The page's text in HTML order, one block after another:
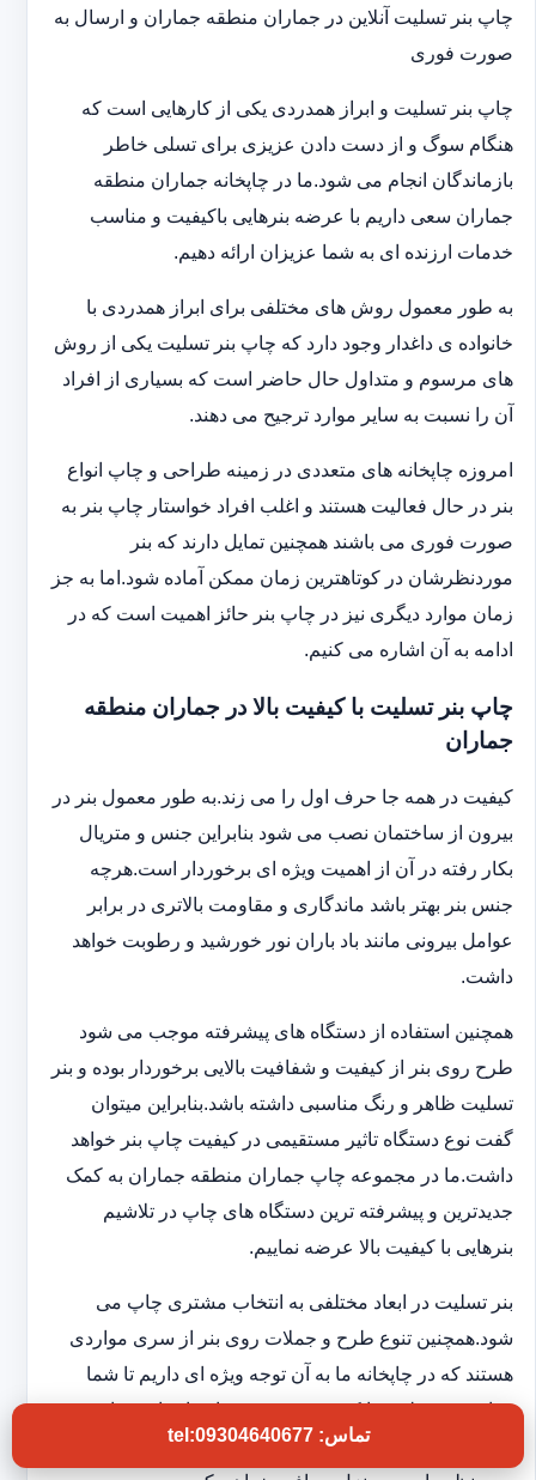
چاپ بنر تسلیت آنلاین در جماران منطقه جماران و ارسال به
صورت فوری
چاپ بنر تسلیت و ابراز همدردی یکی از کارهایی است که
هنگام سوگ و از دست دادن عزیزی برای تسلی خاطر
بازماندگان انجام می شود.ما در چاپخانه جماران منطقه
جماران سعی داریم با عرضه بنرهایی باکیفیت و مناسب
خدمات ارزنده ای به شما عزیزان ارائه دهیم.
به طور معمول روش های مختلفی برای ابراز همدردی با
خانواده ی داغدار وجود دارد که چاپ بنر تسلیت یکی از روش
های مرسوم و متداول حال حاضر است که بسیاری از افراد
آن را نسبت به سایر موارد ترجیح می دهند.
امروزه چاپخانه های متعددی در زمینه طراحی و چاپ انواع
بنر در حال فعالیت هستند و اغلب افراد خواستار چاپ بنر به
صورت فوری می باشند همچنین تمایل دارند که بنر
موردنظرشان در کوتاهترین زمان ممکن آماده شود.اما به جز
زمان موارد دیگری نیز در چاپ بنر حائز اهمیت است که در
ادامه به آن اشاره می کنیم.
چاپ بنر تسلیت با کیفیت بالا در جماران منطقه
جماران
کیفیت در همه جا حرف اول را می زند.به طور معمول بنر در
بیرون از ساختمان نصب می شود بنابراین جنس و متریال
بکار رفته در آن از اهمیت ویژه ای برخوردار است.هرچه
جنس بنر بهتر باشد ماندگاری و مقاومت بالاتری در برابر
عوامل بیرونی مانند باد باران نور خورشید و رطوبت خواهد
داشت.
همچنین استفاده از دستگاه های پیشرفته موجب می شود
طرح روی بنر از کیفیت و شفافیت بالایی برخوردار بوده و بنر
تسلیت ظاهر و رنگ مناسبی داشته باشد.بنابراین میتوان
گفت نوع دستگاه تاثیر مستقیمی در کیفیت چاپ بنر خواهد
داشت.ما در مجموعه چاپ جماران منطقه جماران به کمک
جدیدترین و پیشرفته ترین دستگاه های چاپ در تلاشیم
بنرهایی با کیفیت بالا عرضه نماییم.
بنر تسلیت در ابعاد مختلفی به انتخاب مشتری چاپ می
شود.همچنین تنوع طرح و جملات روی بنر از سری مواردی
هستند که در چاپخانه ما به آن توجه ویژه ای داریم تا شما
بتوانید بنر تسلیتی با کیفیت و فوری در اختیار داشته باشید.به
این ترتیب بدون اتلاف وقت و در کوتاهترین زمان بنر
تماس: tel:09304640677